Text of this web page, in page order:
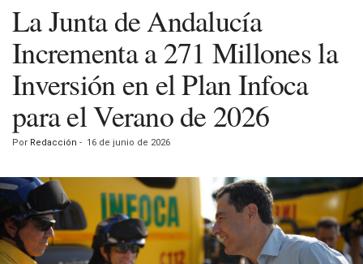
La Junta de Andalucía
Incrementa a 271 Millones la
Inversión en el Plan Infoca
para el Verano de 2026
Por Redacción - 16 de junio de 2026